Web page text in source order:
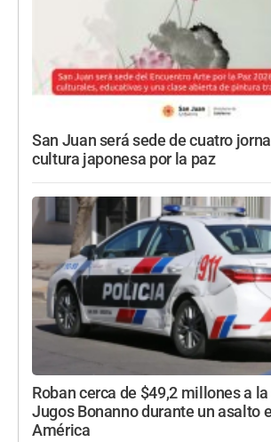
San Juan será sede de cuatro
cultura japonesa por la paz
Roban cerca de $49,2 millones a
Jugos Bonanno durante un asalto
América